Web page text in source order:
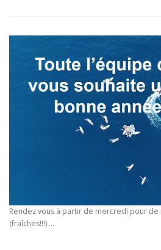
Rendez vous à partir de mercredi pour
(fraîches!!!) …